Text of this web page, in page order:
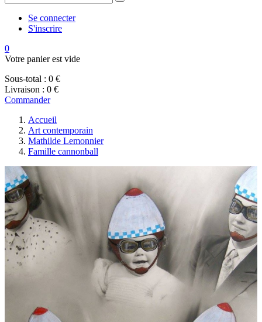
Se connecter
S'inscrire
0
Votre panier est vide
Sous-total : 0 €
Livraison : 0 €
Commander
Accueil
Art contemporain
Mathilde Lemonnier
Famille cannonball